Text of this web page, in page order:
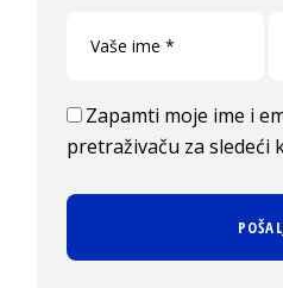
Zapamti moje ime i
pretraživaču za sledeći